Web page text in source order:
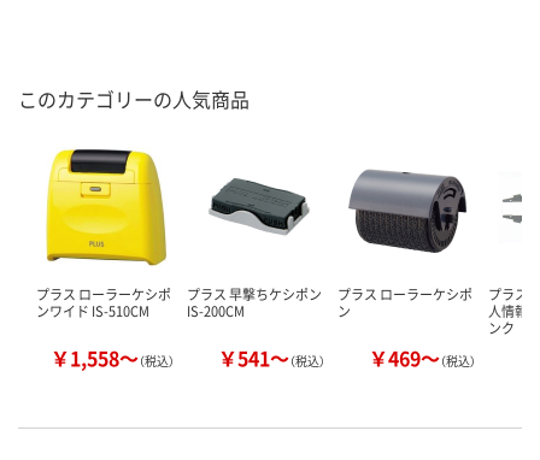
このカテゴリーの人気商品
プラス ローラーケシポ
ンワイド IS-510CM
￥1,558～（税込）
プラス 早撃ちケシポン
IS-200CM
￥541～（税込）
プラス ローラーケシポ
ン
￥469～（税込）
プラス
人情報
ンク